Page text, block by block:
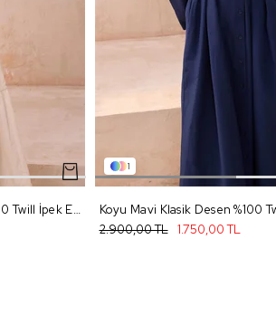
Mor Çok Renkli Leopar Desen %100 Twill İpek Eşarp 4103 - 56
1
1.750,00 TL
2.900,00 TL